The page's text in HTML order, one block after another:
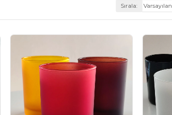
Sırala: